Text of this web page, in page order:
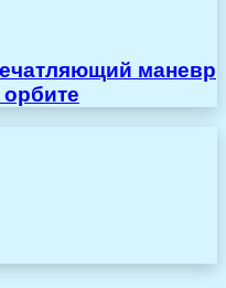
маневр